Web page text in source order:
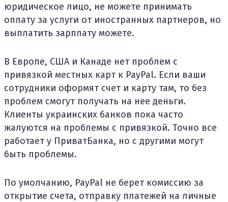
юридическое лицо, не можете принимать
оплату за услуги от иностранных партнеров, но
выплатить зарплату можете.
В Европе, США и Канаде нет проблем с
привязкой местных карт к PayPal. Если ваши
сотрудники оформят счет и карту там, то без
проблем смогут получать на нее деньги.
Клиенты украинских банков пока часто
жалуются на проблемы с привязкой. Точно все
работает у ПриватБанка, но с другими могут
быть проблемы.
По умолчанию, PayPal не берет комиссию за
открытие счета, отправку платежей на личные